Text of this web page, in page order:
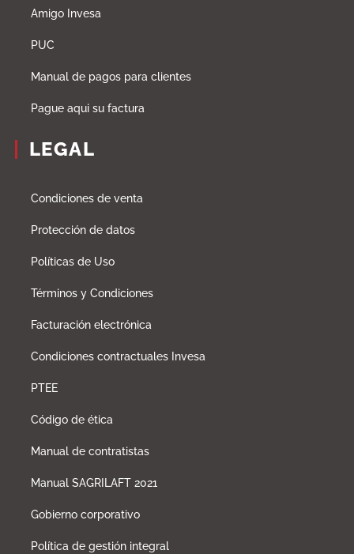
Amigo Invesa
PUC
Manual de pagos para clientes
Pague aqui su factura
LEGAL
Condiciones de venta
Protección de datos
Políticas de Uso
Términos y Condiciones
Facturación electrónica
Condiciones contractuales Invesa
PTEE
Código de ética
Manual de contratistas
Manual SAGRILAFT 2021
Gobierno corporativo
Política de gestión integral